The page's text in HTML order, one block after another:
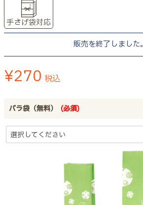
手さげ袋対応
販売を終了しました。
¥270 税込
バラ袋（無料） (必須)